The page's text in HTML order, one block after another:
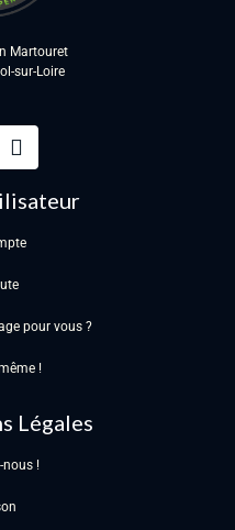
Martouret
sur-Loire
pour vous ?
!
Légales
nous !